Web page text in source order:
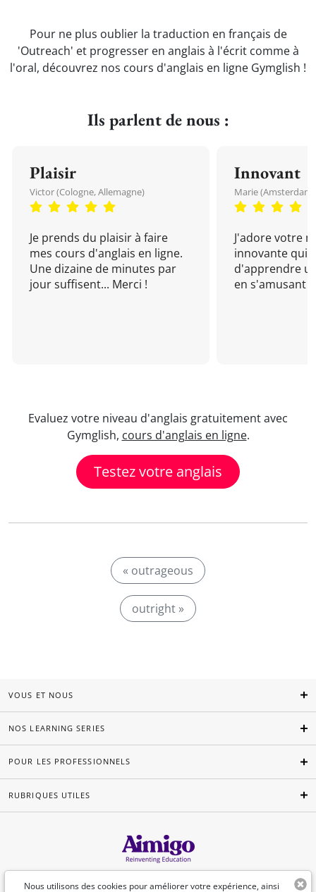
Pour ne plus oublier la traduction en français de
'Outreach' et progresser en anglais à l'écrit comme à
l'oral, découvrez nos cours d'anglais en ligne Gymglish !
Ils parlent de nous :
Plaisir
Victor (Cologne, Allemagne)
Je prends du plaisir à faire
mes cours d'anglais en ligne.
Une dizaine de minutes par
jour suffisent... Merci !
Innovant
Marie (Amsterdam,
J'adore votre
innovante qui
d'apprendre
en s'amusant !
Evaluez votre niveau d'anglais gratuitement avec
Gymglish, cours d'anglais en ligne.
Testez votre anglais
« outrageous
outright »
Nous utilisons des cookies pour améliorer votre expérience, ainsi
VOUS ET NOUS
NOS LEARNING SERIES
POUR LES PROFESSIONNELS
RUBRIQUES UTILES
Français